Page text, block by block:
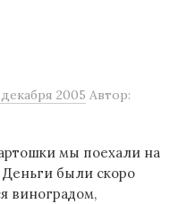
2005 Автор:
мы поехали на
Деньги были скоро
виноградом,